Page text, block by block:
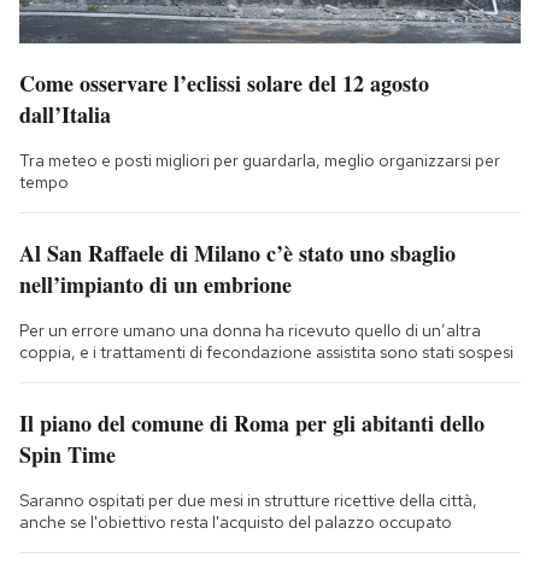
Come osservare l’eclissi solare del 12 agosto
dall’Italia
Tra meteo e posti migliori per guardarla, meglio organizzarsi per
tempo
Al San Raffaele di Milano c’è stato uno sbaglio
nell’impianto di un embrione
Per un errore umano una donna ha ricevuto quello di un’altra
coppia, e i trattamenti di fecondazione assistita sono stati sospesi
Il piano del comune di Roma per gli abitanti dello
Spin Time
Saranno ospitati per due mesi in strutture ricettive della città,
anche se l'obiettivo resta l'acquisto del palazzo occupato